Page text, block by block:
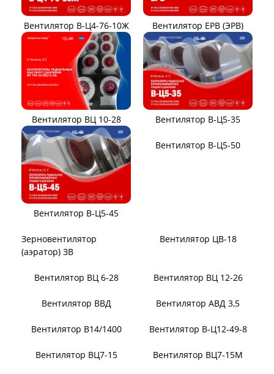
Вентилятор В-Ц4-76-10Ж Вентилятор ЕРВ (ЭРВ)
Вентилятор ВЦ 10-28 Вентилятор В-Ц5-35
Вентилятор В-Ц5-45
Зерновентилятор
Вентилятор ЦВ-18